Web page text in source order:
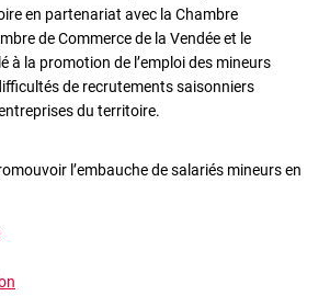
en partenariat avec la Chambre
de Commerce de la Vendée et le
à la promotion de l’emploi des mineurs
de recrutements saisonniers
du territoire.
l’embauche de salariés mineurs en